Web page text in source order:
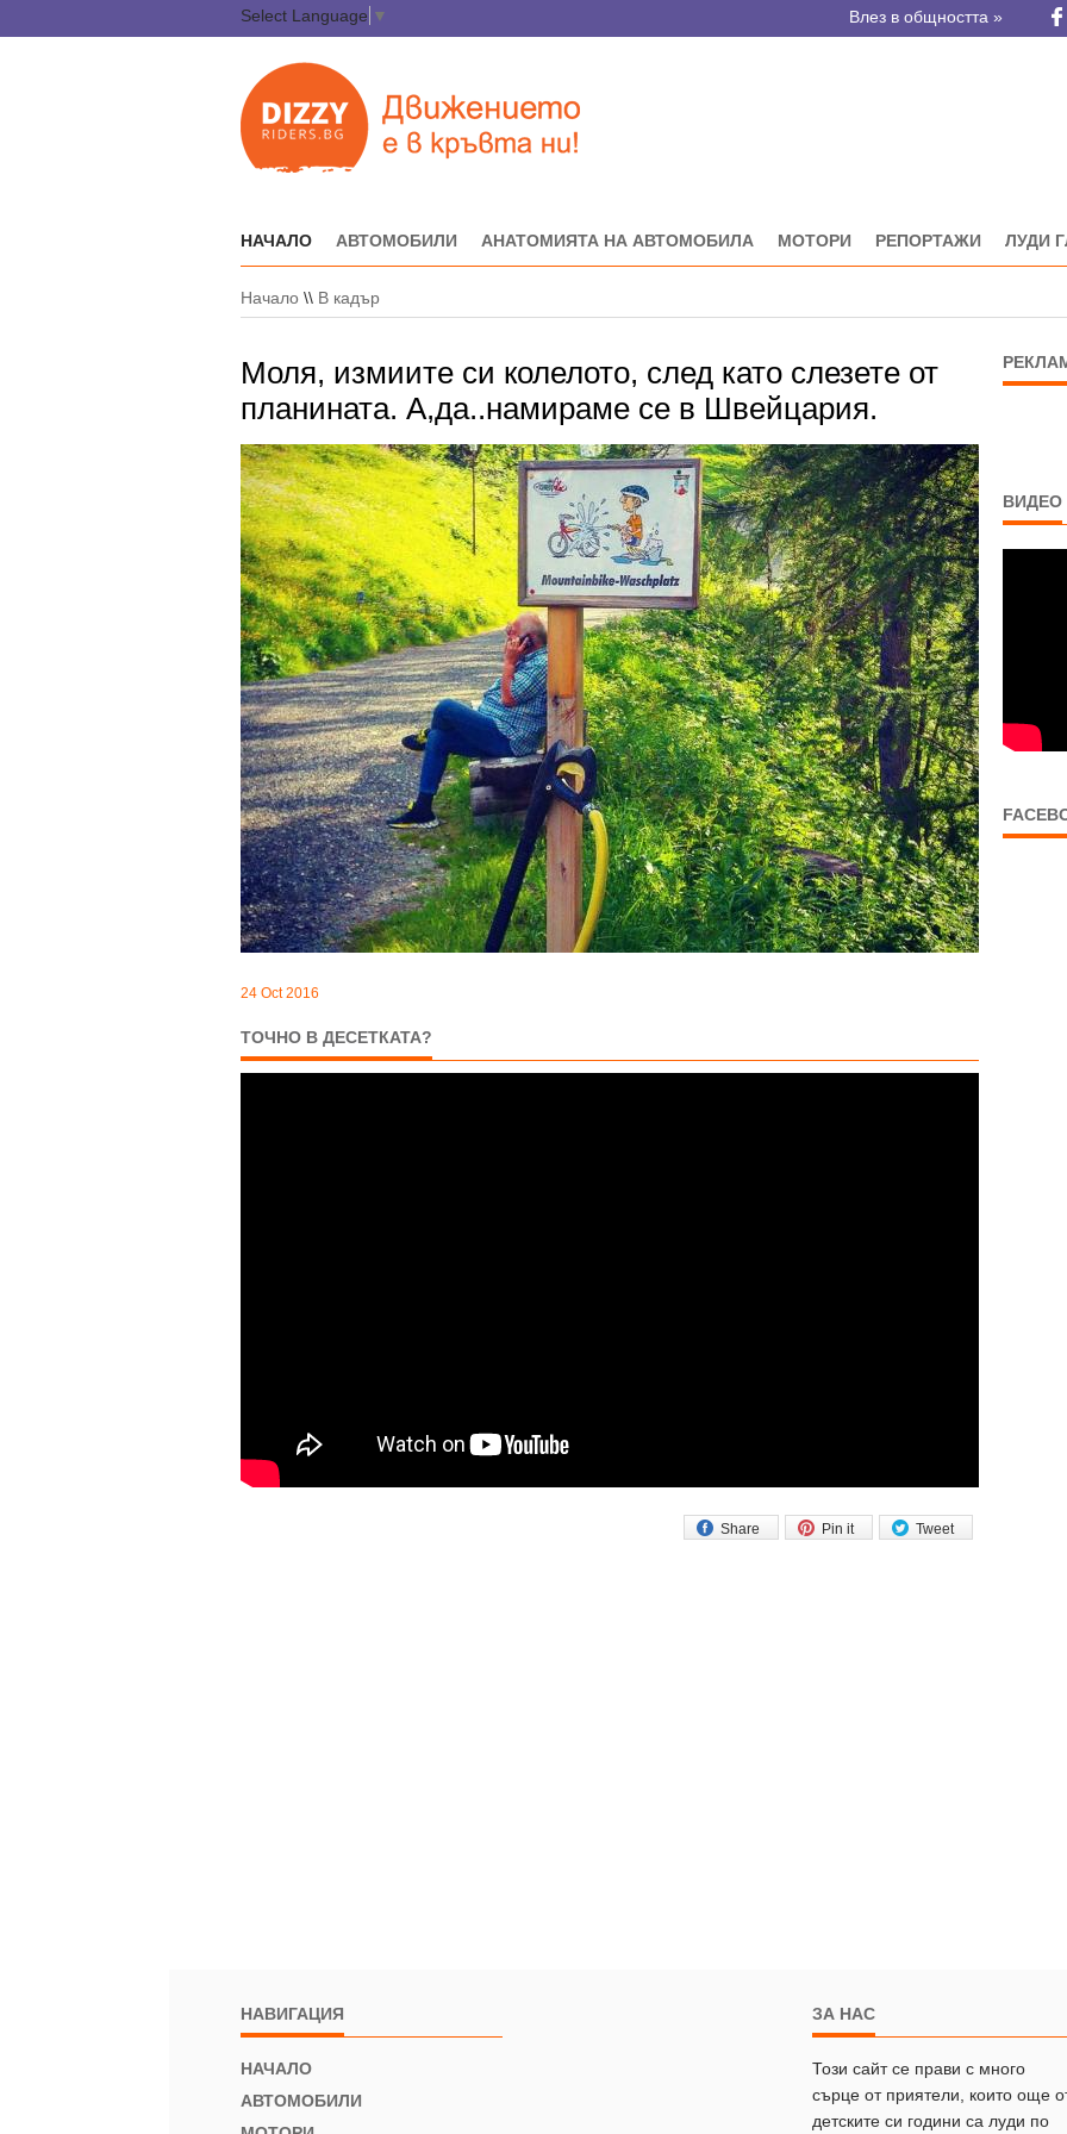
Select Language ▼ Влез в общността »
НАЧАЛО АВТОМОБИЛИ АНАТОМИЯТА НА АВТОМОБИЛА МОТОРИ РЕПОРТАЖИ ЛУДИ
Начало \\ В кадър
Моля, измиите си колелото, след като слезете от
планината. А,да..намираме се в Швейцария.
24 Oct 2016
ТОЧНО В ДЕСЕТКАТА?
Tweet
Pin it
Share
ВИДЕО
НАВИГАЦИЯ
НАЧАЛО
АВТОМОБИЛИ
ЗА НАС
Този сайт се прави с много
сърце от приятели, които още
детските си години са луди по